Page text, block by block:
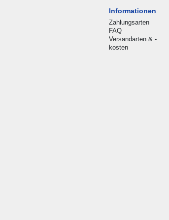
Informationen
Zahlungsarten
FAQ
Versandarten & -
kosten